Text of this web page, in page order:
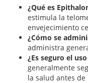
¿Qué es
estimula la
envejecimiento
¿Cómo se
administra
¿Es seguro el
generalmente
la salud antes de